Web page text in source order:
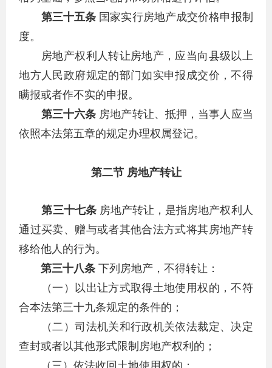
第三十五条 国家实行房地产成交价格申报制
度。
房地产权利人转让房地产，应当向县级以上
地方人民政府规定的部门如实申报成交价，不得
瞒报或者作不实的申报。
第三十六条 房地产转让、抵押，当事人应当
依照本法第五章的规定办理权属登记。
第二节 房地产转让
第三十七条房地产转让，是指房地产权利人
通过买卖、赠与或者其他合法方式将其房地产转
移给他人的行为。
第三十八条 下列房地产，不得转让：
（一）以出让方式取得土地使用权的，不符
合本法第三十九条规定的条件的；
（二）司法机关和行政机关依法裁定、决定
查封或者以其他形式限制房地产权利的；
（三）依法收回土地使用权的；